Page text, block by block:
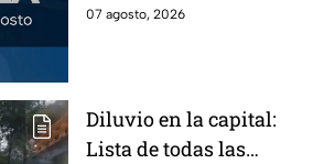
determinados vehículos en la
07 agosto, 2026
Diluvio en la capital:
Lista de todas las